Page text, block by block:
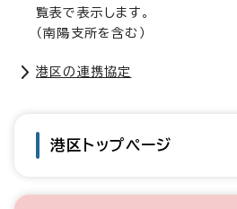
覧表で表示します。
（南陽支所を含む）
港区の連携協定
港区トップページ